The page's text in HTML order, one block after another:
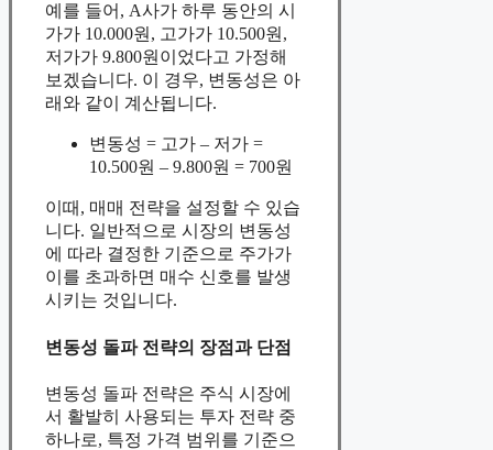
예를 들어, A사가 하루 동안의 시
가가 10.000원, 고가가 10.500원,
저가가 9.800원이었다고 가정해
보겠습니다. 이 경우, 변동성은 아
래와 같이 계산됩니다.
변동성 = 고가 – 저가 =
10.500원 – 9.800원 = 700원
이때, 매매 전략을 설정할 수 있습
니다. 일반적으로 시장의 변동성
에 따라 결정한 기준으로 주가가
이를 초과하면 매수 신호를 발생
시키는 것입니다.
변동성 돌파 전략의 장점과 단점
변동성 돌파 전략은 주식 시장에
서 활발히 사용되는 투자 전략 중
하나로, 특정 가격 범위를 기준으